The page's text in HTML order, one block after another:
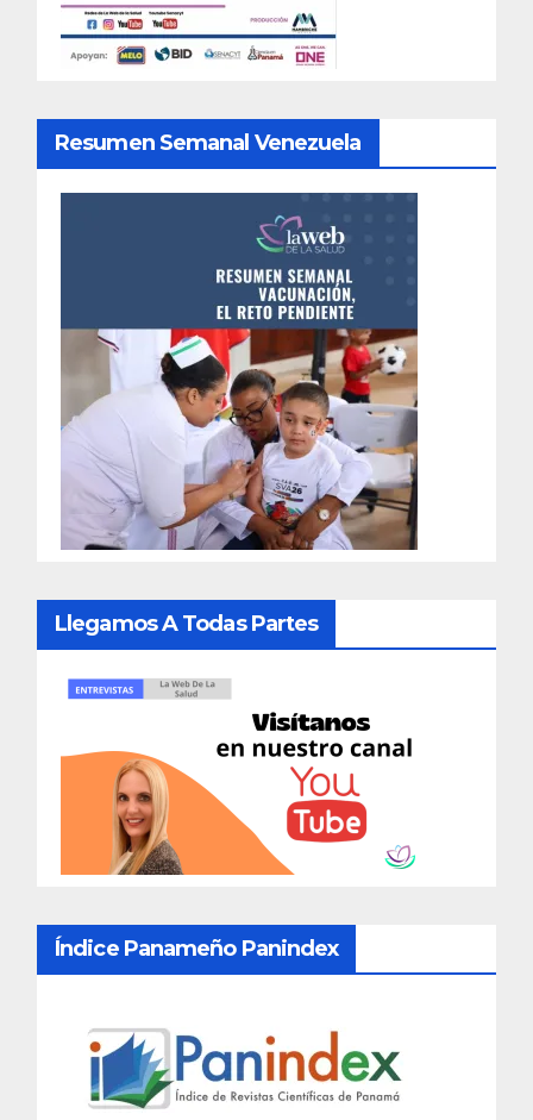
Resumen Semanal Venezuela
Llegamos A Todas Partes
Índice Panameño Panindex